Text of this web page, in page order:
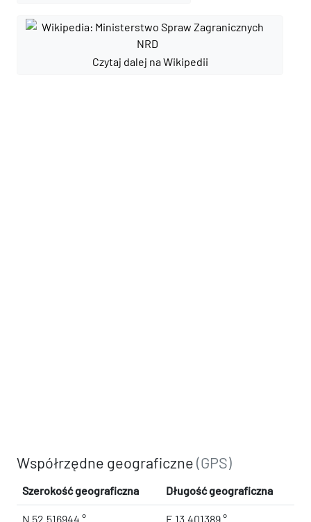
Czytaj dalej na Wikipedii
Współrzędne geograficzne(GPS)
Szerokość geograficzna Długość geograficzna
N 52.516944 ° E 13.401389 °